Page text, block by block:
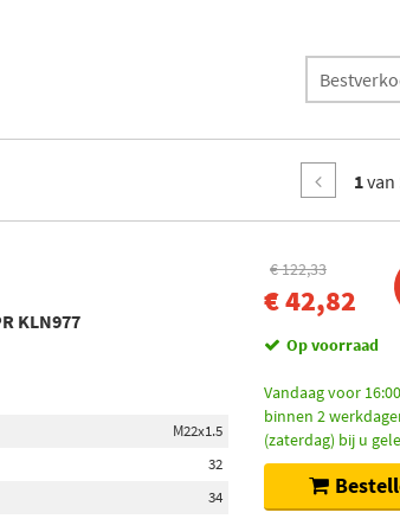
1van
KLN977
M22x1.5
32
34
€ 122,33
€ 42,82
Op voorraad
Vandaag voor
binnen 2
(zaterdag) bij u